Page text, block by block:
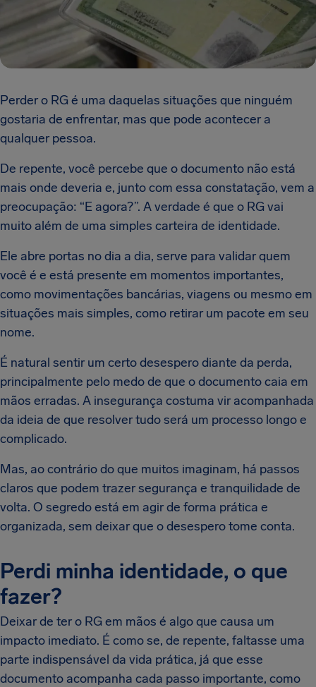
Perder o RG é uma daquelas situações que ninguém
gostaria de enfrentar, mas que pode acontecer a
qualquer pessoa.
De repente, você percebe que o documento não está
mais onde deveria e, junto com essa constatação, vem a
preocupação: “E agora?”. A verdade é que o RG vai
muito além de uma simples carteira de identidade.
Ele abre portas no dia a dia, serve para validar quem
você é e está presente em momentos importantes,
como movimentações bancárias, viagens ou mesmo em
situações mais simples, como retirar um pacote em seu
nome.
É natural sentir um certo desespero diante da perda,
principalmente pelo medo de que o documento caia em
mãos erradas. A insegurança costuma vir acompanhada
da ideia de que resolver tudo será um processo longo e
complicado.
Mas, ao contrário do que muitos imaginam, há passos
claros que podem trazer segurança e tranquilidade de
volta. O segredo está em agir de forma prática e
organizada, sem deixar que o desespero tome conta.
Perdi minha identidade, o que
fazer?
Deixar de ter o RG em mãos é algo que causa um
impacto imediato. É como se, de repente, faltasse uma
parte indispensável da vida prática, já que esse
documento acompanha cada passo importante, como